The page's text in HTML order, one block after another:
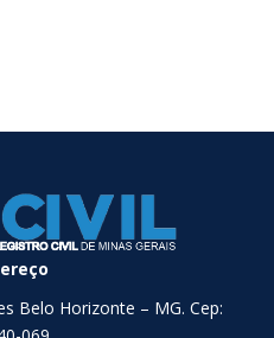
Belo Horizonte – MG. Cep: